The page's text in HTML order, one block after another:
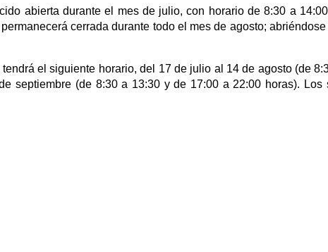
abierta durante el mes de julio, con horario de 8:30 a
cerrada durante todo el mes de agosto;
el siguiente horario, del 17 de julio al 14 de agosto (de
septiembre (de 8:30 a 13:30 y de 17:00 a 22:00 horas). Los